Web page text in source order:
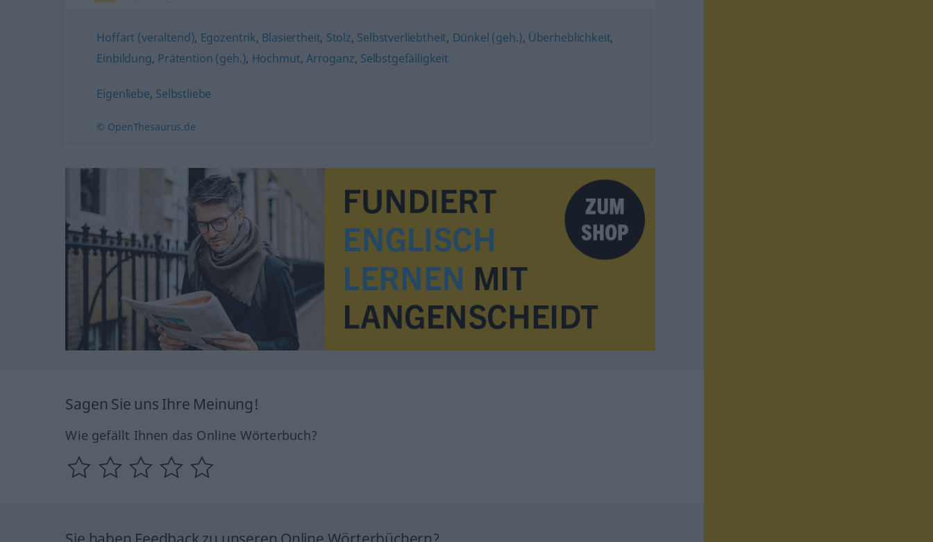
Hoffart (veraltend), Egozentrik, Blasiertheit, Stolz, Selbstverliebtheit, Dünkel (geh.), Überheblichkeit,
Einbildung, Prätention (geh.), Hochmut, Arroganz, Selbstgefälligkeit
Eigenliebe, Selbstliebe
© OpenThesaurus.de
Sagen Sie uns Ihre Meinung!
Wie gefällt Ihnen das Online Wörterbuch?